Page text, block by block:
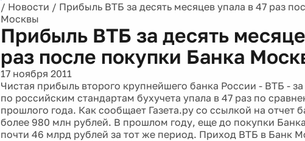
/ Новости / Прибыль ВТБ за десять месяцев упала в 47 раз
Москвы
Прибыль ВТБ за десять
раз после покупки Банка
17 ноября 2011
Чистая прибыль второго крупнейшего банка России - ВТБ - за
по российским стандартам бухучета упала в 47 раз по
прошлого года. Как сообщает Газета.ру со ссылкой на отчет
более 980 млн рублей. В прошлом году, еще до покупки
почти 46 млрд рублей за тот же период. Приход ВТБ в Банк